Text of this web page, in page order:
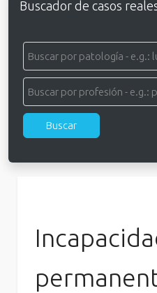
Buscador de casos